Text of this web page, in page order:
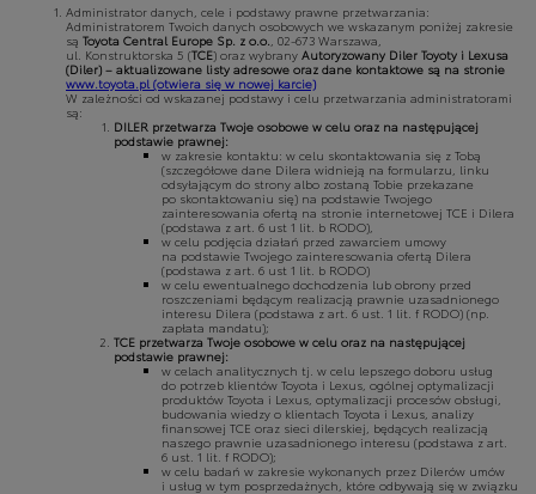
Administrator danych, cele i podstawy prawne przetwarzania:
Administratorem Twoich danych osobowych we wskazanym poniżej zakresie
są Toyota Central Europe Sp. z o.o. , 02-673 Warszawa,
ul. Konstruktorska 5 (TCE) oraz wybrany Autoryzowany Diler Toyoty i Lexusa
(Diler) – aktualizowane listy adresowe oraz dane kontaktowe są na stronie
www.toyota.pl (otwiera się w nowej karcie)
W zależności od wskazanej podstawy i celu przetwarzania administratorami
są:
DILER przetwarza Twoje osobowe w celu oraz na następującej
podstawie prawnej:
w zakresie kontaktu: w celu skontaktowania się z Tobą
(szczegółowe dane Dilera widnieją na formularzu, linku
odsyłającym do strony albo zostaną Tobie przekazane
po skontaktowaniu się) na podstawie Twojego
zainteresowania ofertą na stronie internetowej TCE i Dilera
(podstawa z art. 6 ust 1 lit. b RODO),
w celu podjęcia działań przed zawarciem umowy
na podstawie Twojego zainteresowania ofertą Dilera
(podstawa z art. 6 ust 1 lit. b RODO)
w celu ewentualnego dochodzenia lub obrony przed
roszczeniami będącym realizacją prawnie uzasadnionego
interesu Dilera (podstawa z art. 6 ust. 1 lit. f RODO) (np.
zapłata mandatu);
TCE przetwarza Twoje osobowe w celu oraz na następującej
podstawie prawnej:
w celach analitycznych tj. w celu lepszego doboru usług
do potrzeb klientów Toyota i Lexus, ogólnej optymalizacji
produktów Toyota i Lexus, optymalizacji procesów obsługi,
budowania wiedzy o klientach Toyota i Lexus, analizy
finansowej TCE oraz sieci dilerskiej, będących realizacją
naszego prawnie uzasadnionego interesu (podstawa z art.
6 ust. 1 lit. f RODO);
w celu badań w zakresie wykonanych przez Dilerów umów
i usług w tym posprzedażnych, które odbywają się w związku